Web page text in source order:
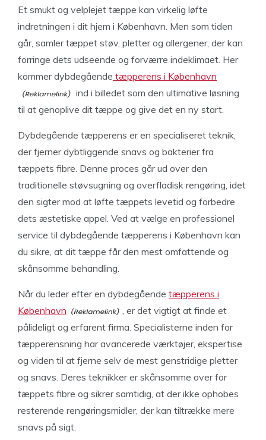
Et smukt og velplejet tæppe kan virkelig løfte
indretningen i dit hjem i København. Men som tiden
går, samler tæppet støv, pletter og allergener, der kan
forringe dets udseende og forværre indeklimaet. Her
kommer dybdegående tæpperens i København
ind i billedet som den ultimative løsning
til at genoplive dit tæppe og give det en ny start.
Dybdegående tæpperens er en specialiseret teknik,
der fjerner dybtliggende snavs og bakterier fra
tæppets fibre. Denne proces går ud over den
traditionelle støvsugning og overfladisk rengøring, idet
den sigter mod at løfte tæppets levetid og forbedre
dets æstetiske appel. Ved at vælge en professionel
service til dybdegående tæpperens i København kan
du sikre, at dit tæppe får den mest omfattende og
skånsomme behandling.
Når du leder efter en dybdegående tæpperens i
København
, er det vigtigt at finde et
pålideligt og erfarent firma. Specialisterne inden for
tæpperensning har avancerede værktøjer, ekspertise
og viden til at fjerne selv de mest genstridige pletter
og snavs. Deres teknikker er skånsomme over for
tæppets fibre og sikrer samtidig, at der ikke ophobes
resterende rengøringsmidler, der kan tiltrække mere
snavs på sigt.